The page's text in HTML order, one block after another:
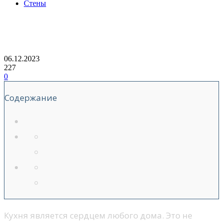
Стены
06.12.2023
227
0
Содержание
Кухня является сердцем любого дома. Это не